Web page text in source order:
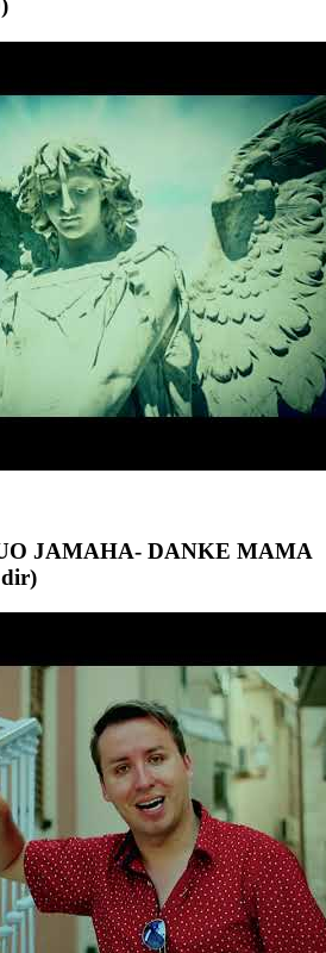
JAMAHA- DANKE MAMA